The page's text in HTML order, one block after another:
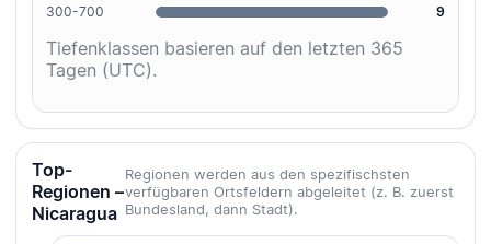
300-700
9
Tiefenklassen basieren auf den letzten 365
Tagen (UTC).
Top-
Regionen –
Nicaragua
Regionen werden aus den spezifischsten
verfügbaren Ortsfeldern abgeleitet (z. B. zuerst
Bundesland, dann Stadt).